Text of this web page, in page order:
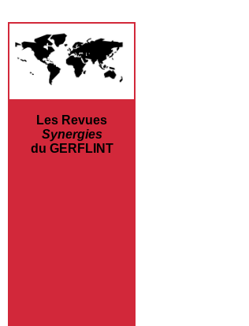
Les Revues
Synergies
du GERFLINT